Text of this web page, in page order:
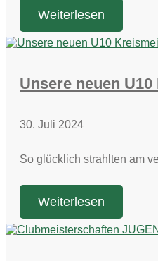
Weiterlesen
Unsere neuen
30. Juli 2024
So glücklich strahlten am
Weiterlesen